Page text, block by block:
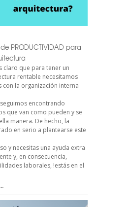
PRODUCTIVIDAD para
claro que para tener un
rentable necesitamos
con la organización interna
encontrando
que van como pueden y se
manera. De hecho, la
en serio a plantearse este
y necesitas una ayuda extra
y, en consecuencia,
laborales, !estás en el